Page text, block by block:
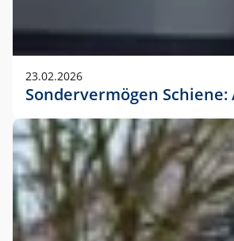
23.02.2026
Sondervermögen